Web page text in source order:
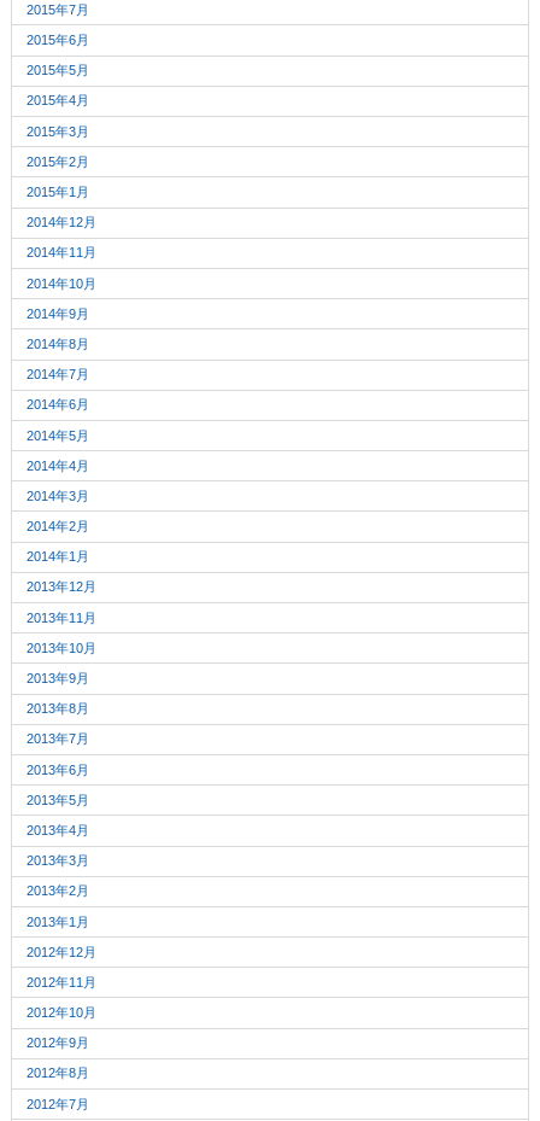
2015年7月
2015年6月
2015年5月
2015年4月
2015年3月
2015年2月
2015年1月
2014年12月
2014年11月
2014年10月
2014年9月
2014年8月
2014年7月
2014年6月
2014年5月
2014年4月
2014年3月
2014年2月
2014年1月
2013年12月
2013年11月
2013年10月
2013年9月
2013年8月
2013年7月
2013年6月
2013年5月
2013年4月
2013年3月
2013年2月
2013年1月
2012年12月
2012年11月
2012年10月
2012年9月
2012年8月
2012年7月